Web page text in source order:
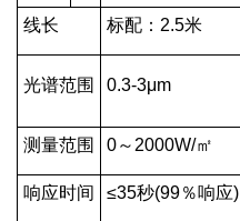
线长 标配：2.5米
光谱范围 0.3-3μm
测量范围 0～2000W/㎡
响应时间 ≤35秒(99％响应)